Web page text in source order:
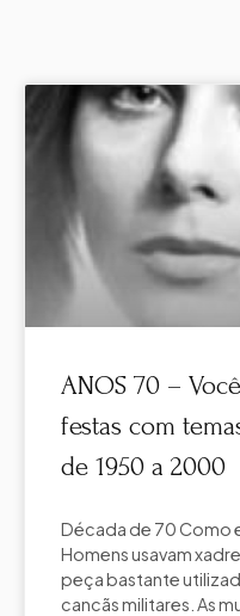
ANOS 70 –
festas com
de 1950 a 2000
Década de 70 Como
Homens usavam
peça bastante
cancãs militares. As